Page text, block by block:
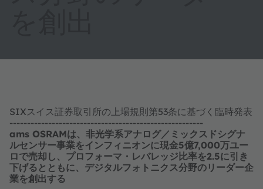
SIXスイス証券取引所の上場規則第53条に基づく臨時発表
-------------------------------------------------------
ams OSRAMは、非光学系アナログ／ミックスドシグナ
ルセンサー事業をインフィニオンに現金5億7,000万ユー
ロで売却し、プロフォーマ・レバレッジ比率を2.5に引き
下げるとともに、デジタルフォトニクス分野のリーダー企
業を創出する